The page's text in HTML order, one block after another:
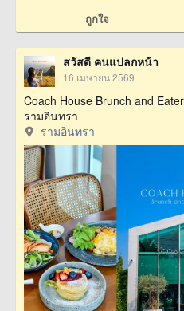
ถูกใจ
สวัสดี คนแปลกหน้า
16 เมษายน 2569
Coach House Brunch and
รามอินทรา
รามอินทรา